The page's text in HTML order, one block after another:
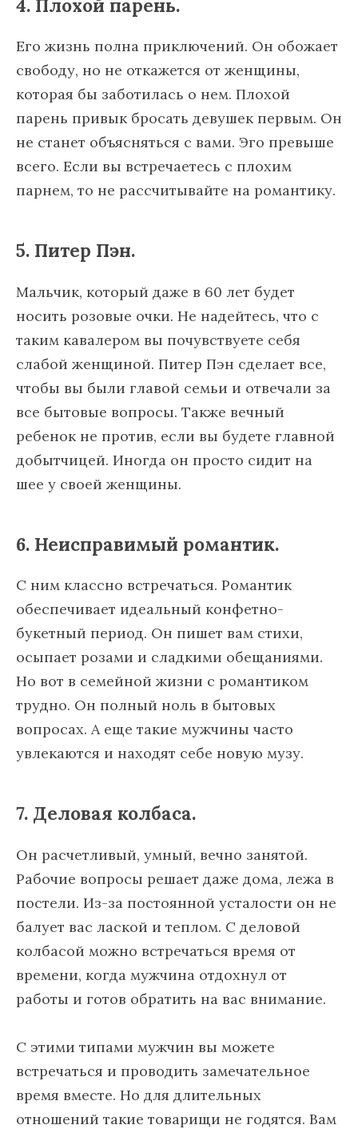
4. Плохой парень.
Его жизнь полна приключений. Он обожает
свободу, но не откажется от женщины,
которая бы заботилась о нем. Плохой
парень привык бросать девушек первым. Он
не станет объясняться с вами. Эго превыше
всего. Если вы встречаетесь с плохим
парнем, то не рассчитывайте на романтику.
5. Питер Пэн.
Мальчик, который даже в 60 лет будет
носить розовые очки. Не надейтесь, что с
таким кавалером вы почувствуете себя
слабой женщиной. Питер Пэн сделает все,
чтобы вы были главой семьи и отвечали за
все бытовые вопросы. Также вечный
ребенок не против, если вы будете главной
добытчицей. Иногда он просто сидит на
шее у своей женщины.
6. Неисправимый романтик.
С ним классно встречаться. Романтик
обеспечивает идеальный конфетно-
букетный период. Он пишет вам стихи,
осыпает розами и сладкими обещаниями.
Но вот в семейной жизни с романтиком
трудно. Он полный ноль в бытовых
вопросах. А еще такие мужчины часто
увлекаются и находят себе новую музу.
7. Деловая колбаса.
Он расчетливый, умный, вечно занятой.
Рабочие вопросы решает даже дома, лежа в
постели. Из-за постоянной усталости он не
балует вас лаской и теплом. С деловой
колбасой можно встречаться время от
времени, когда мужчина отдохнул от
работы и готов обратить на вас внимание.
С этими типами мужчин вы можете
встречаться и проводить замечательное
время вместе. Но для длительных
отношений такие товарищи не годятся. Вам